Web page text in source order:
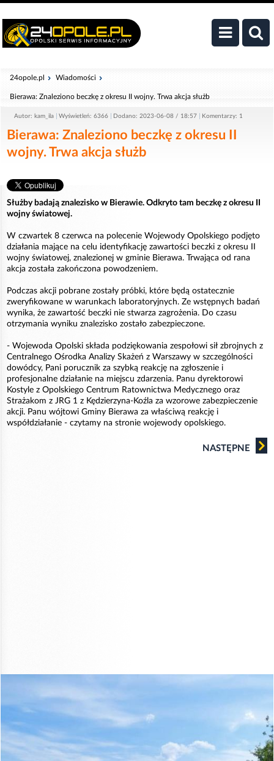
24opole.pl Wiadomości
Bierawa: Znaleziono beczkę z okresu II wojny. Trwa akcja służb
Autor: kam_ila Wyświetleń: 6366 Dodano: 2023-06-08 / 18:57 Komentarzy: 1
Bierawa: Znaleziono beczkę z okresu II
wojny. Trwa akcja służb
Służby badają znalezisko w Bierawie. Odkryto tam beczkę z okresu II
wojny światowej.
W czwartek 8 czerwca na polecenie Wojewody Opolskiego podjęto
działania mające na celu identyfikację zawartości beczki z okresu II
wojny światowej, znalezionej w gminie Bierawa. Trwająca od rana
akcja została zakończona powodzeniem.
Podczas akcji pobrane zostały próbki, które będą ostatecznie
zweryfikowane w warunkach laboratoryjnych. Ze wstępnych badań
wynika, że zawartość beczki nie stwarza zagrożenia. Do czasu
otrzymania wyniku znalezisko zostało zabezpieczone.
- Wojewoda Opolski składa podziękowania zespołowi sił zbrojnych z
Centralnego Ośrodka Analizy Skażeń z Warszawy w szczególności
dowódcy, Pani porucznik za szybką reakcję na zgłoszenie i
profesjonalne działanie na miejscu zdarzenia. Panu dyrektorowi
Kostyle z Opolskiego Centrum Ratownictwa Medycznego oraz
Strażakom z JRG 1 z Kędzierzyna-Koźla za wzorowe zabezpieczenie
akcji. Panu wójtowi Gminy Bierawa za właściwą reakcję i
współdziałanie - czytamy na stronie wojewody opolskiego.
NASTĘPNE